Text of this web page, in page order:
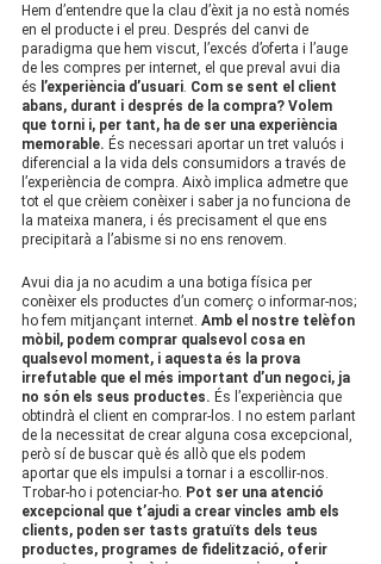
Hem d’entendre que la clau d’èxit ja no està només
en el producte i el preu. Després del canvi de
paradigma que hem viscut, l’excés d’oferta i l’auge
de les compres per internet, el que preval avui dia
és l’experiència d’usuari Com se sent el client
abans, durant i després de la compra? Volem
que torni i, per tant, ha de ser una experiència
memorable. És necessari aportar un tret valuós i
diferencial a la vida dels consumidors a través de
l’experiència de compra. Això implica admetre que
tot el que crèiem conèixer i saber ja no funciona de
la mateixa manera, i és precisament el que ens
precipitarà a l’abisme si no ens renovem.
Avui dia ja no acudim a una botiga física per
conèixer els productes d’un comerç o informar-nos;
ho fem mitjançant internet. Amb el nostre telèfon
mòbil, podem comprar qualsevol cosa en
qualsevol moment, i aquesta és la prova
irrefutable que el més important d’un negoci, ja
no són els seus productes. És l’experiència que
obtindrà el client en comprar-los. I no estem parlant
de la necessitat de crear alguna cosa excepcional,
però sí de buscar què és allò que els podem
aportar que els impulsi a tornar i a escollir-nos.
Trobar-ho i potenciar-ho. Pot ser una atenció
excepcional que t’ajudi a crear vincles amb els
clients, poden ser tasts gratuïts dels teus
productes, programes de fidelització, oferir